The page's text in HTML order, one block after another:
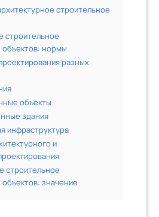
строительное
строительное
объектов: нормы
разных
объекты
здания
инфраструктура
и
строительное
значение